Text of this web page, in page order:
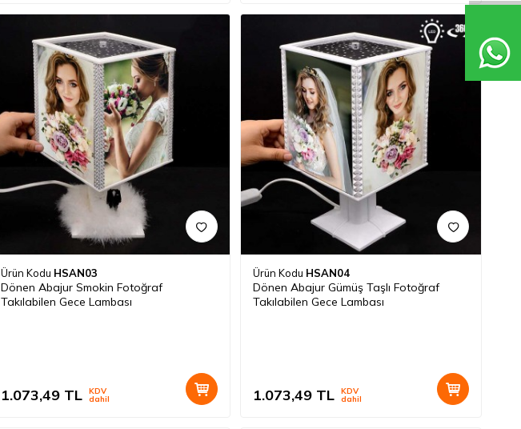
Ürün Kodu HSAN03
Dönen Abajur Smokin Fotoğraf
Takılabilen Gece Lambası
1.073,49TL KDV
dahil
Ürün Kodu HSAN04
Dönen Abajur Gümüş Taşlı Fotoğraf
Takılabilen Gece Lambası
1.073,49TL KDV
dahil